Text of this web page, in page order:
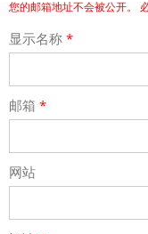
您的邮箱地址不会被公开。
显示名称 *
邮箱 *
网站